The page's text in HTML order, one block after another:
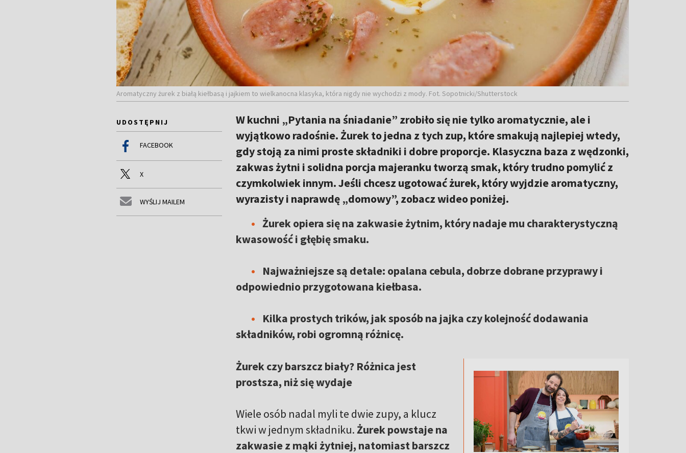
Aromatyczny żurek z białą kiełbasą i jajkiem to wielkanocna klasyka, która nigdy nie wychodzi z mody. Fot. Sopotnicki/Shutterstock
UDOSTĘPNIJ
FACEBOOK
X
WYŚLIJ MAILEM
W kuchni „Pytania na śniadanie” zrobiło się nie tylko aromatycznie, ale i
wyjątkowo radośnie. Żurek to jedna z tych zup, które smakują najlepiej wtedy,
gdy stoją za nimi proste składniki i dobre proporcje. Klasyczna baza z wędzonki,
zakwas żytni i solidna porcja majeranku tworzą smak, który trudno pomylić z
czymkolwiek innym. Jeśli chcesz ugotować żurek, który wyjdzie aromatyczny,
wyrazisty i naprawdę „domowy”, zobacz wideo poniżej.
Żurek opiera się na zakwasie żytnim, który nadaje mu charakterystyczną
kwasowość i głębię smaku.
Najważniejsze są detale: opalana cebula, dobrze dobrane przyprawy i
odpowiednio przygotowana kiełbasa.
Kilka prostych trików, jak sposób na jajka czy kolejność dodawania
składników, robi ogromną różnicę.
Żurek czy barszcz biały? Różnica jest
prostsza, niż się wydaje
Wiele osób nadal myli te dwie zupy, a klucz
tkwi w jednym składniku.Żurek powstaje na
zakwasie z mąki żytniej, natomiast barszcz